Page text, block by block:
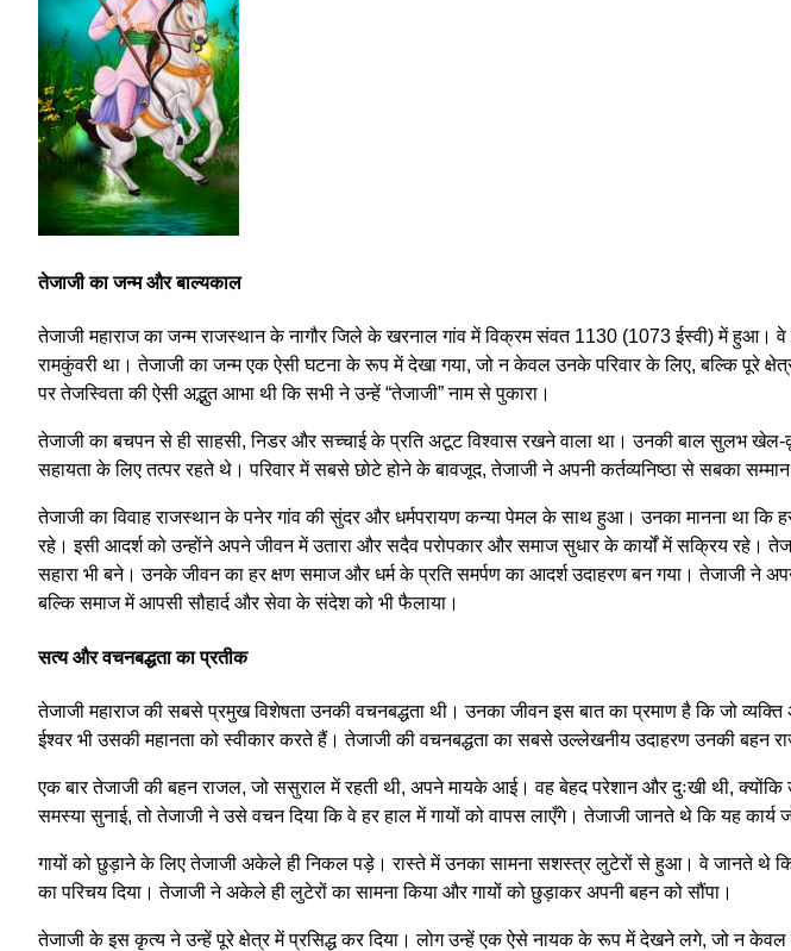
तेजाजी का जन्म और बाल्यकाल
तेजाजी महाराज का जन्म राजस्थान के नागौर जिले के खरनाल गांव में विक्रम संवत 1130 (1073 ईस्वी) में हुआ।
रामकुंवरी था। तेजाजी का जन्म एक ऐसी घटना के रूप में देखा गया, जो न केवल उनके परिवार के लिए, बल्कि पूरे
पर तेजस्विता की ऐसी अद्भुत आभा थी कि सभी ने उन्हें “तेजाजी” नाम से पुकारा।
तेजाजी का बचपन से ही साहसी, निडर और सच्चाई के प्रति अटूट विश्वास रखने वाला था। उनकी बाल सुलभ
सहायता के लिए तत्पर रहते थे। परिवार में सबसे छोटे होने के बावजूद, तेजाजी ने अपनी कर्तव्यनिष्ठा से सबका
तेजाजी का विवाह राजस्थान के पनेर गांव की सुंदर और धर्मपरायण कन्या पेमल के साथ हुआ। उनका मानना था कि
रहे। इसी आदर्श को उन्होंने अपने जीवन में उतारा और सदैव परोपकार और समाज सुधार के कार्यों में सक्रिय रहे।
सहारा भी बने। उनके जीवन का हर क्षण समाज और धर्म के प्रति समर्पण का आदर्श उदाहरण बन गया। तेजाजी ने
बल्कि समाज में आपसी सौहार्द और सेवा के संदेश को भी फैलाया।
सत्य और वचनबद्धता का प्रतीक
तेजाजी महाराज की सबसे प्रमुख विशेषता उनकी वचनबद्धता थी। उनका जीवन इस बात का प्रमाण है कि जो
ईश्वर भी उसकी महानता को स्वीकार करते हैं। तेजाजी की वचनबद्धता का सबसे उल्लेखनीय उदाहरण उनकी बहन
एक बार तेजाजी की बहन राजल, जो ससुराल में रहती थी, अपने मायके आई। वह बेहद परेशान और दुःखी थी,
समस्या सुनाई, तो तेजाजी ने उसे वचन दिया कि वे हर हाल में गायों को वापस लाएँगे। तेजाजी जानते थे कि यह कार्य
गायों को छुड़ाने के लिए तेजाजी अकेले ही निकल पड़े। रास्ते में उनका सामना सशस्त्र लुटेरों से हुआ। वे जानते थे
का परिचय दिया। तेजाजी ने अकेले ही लुटेरों का सामना किया और गायों को छुड़ाकर अपनी बहन को सौंपा।
तेजाजी के इस कृत्य ने उन्हें पूरे क्षेत्र में प्रसिद्ध कर दिया। लोग उन्हें एक ऐसे नायक के रूप में देखने लगे, जो न केवल